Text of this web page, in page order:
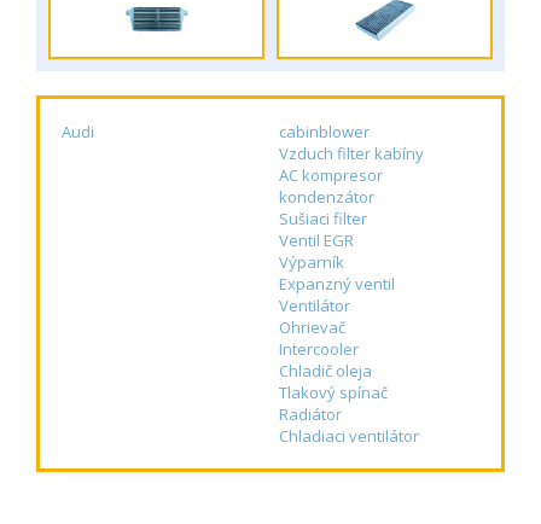
Audi
cabinblower
Vzduch filter kabíny
AC kompresor
kondenzátor
Sušiaci filter
Ventil EGR
Výparník
Expanzný ventil
Ventilátor
Ohrievač
Intercooler
Chladič oleja
Tlakový spínač
Radiátor
Chladiaci ventilátor